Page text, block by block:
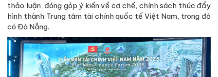
thảo luận, đóng góp ý kiến về cơ chế, chính sách thúc đẩy
hình thành Trung tâm tài chính quốc tế Việt Nam, trong đó
có Đà Nẵng.